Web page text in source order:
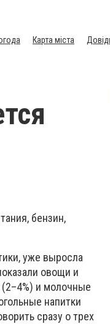
Карта міста
бензин,
уже выросла
овощи и
и молочные
напитки
сразу о трех